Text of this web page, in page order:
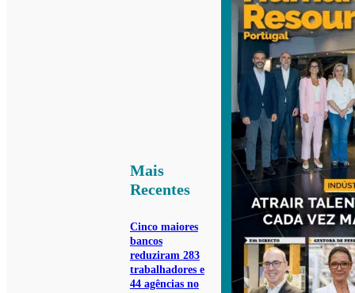
Mais
Recentes
Cinco maiores
bancos
reduziram 283
trabalhadores e
44 agências no